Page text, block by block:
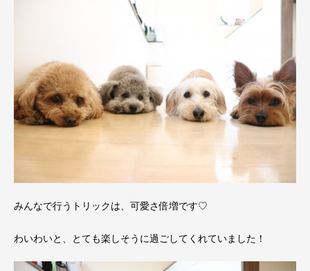
みんなで行うトリックは、可愛さ倍増です♡
わいわいと、とても楽しそうに過ごしてくれていました！